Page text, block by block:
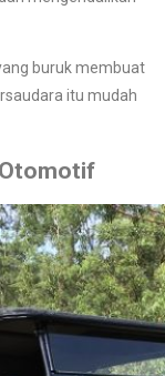
buruk membuat
itu mudah